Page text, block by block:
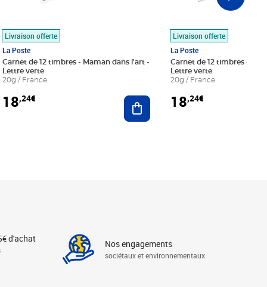
au panier
Livraison offerte
La Poste
Carnet de 12 timbres - Maman dans l'art -
Lettre verte
20g / France
18,24€ Ajouter au panier
Livraison offerte
La Poste
Carnet de 12 timbres - Le
Lettre verte
20g / France
18,24€
d'achat Nos engagements
sociétaux et environnementaux